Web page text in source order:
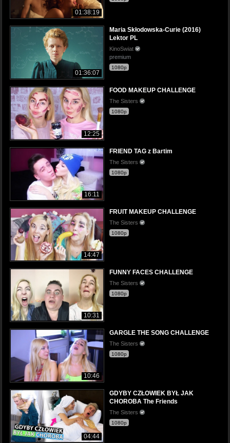
01:38:19
01:36:07
Maria Skłodowska-Curie (2016)
Lektor PL
KinoSwiat
premium
1080p
12:25
FOOD MAKEUP CHALLENGE
The Sisters
1080p
16:11
FRIEND TAG z Bartim
The Sisters
1080p
14:47
FRUIT MAKEUP CHALLENGE
The Sisters
1080p
10:31
FUNNY FACES CHALLENGE
The Sisters
1080p
10:46
GARGLE THE SONG CHALLENGE
The Sisters
1080p
04:44
GDYBY CZŁOWIEK BYŁ JAK
CHOROBA The Friends
The Sisters
1080p